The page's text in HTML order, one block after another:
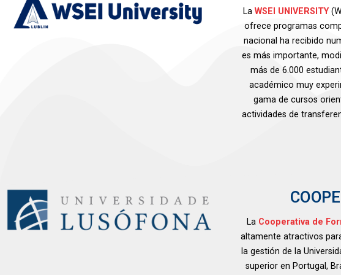
La WSEI UNIVERSITY
ofrece programas
nacional ha recibido
es más importante,
más de 6.000
académico muy
gama de cursos
actividades de
La Cooperativa de
altamente atractivos
la gestión de la
superior en Portugal,